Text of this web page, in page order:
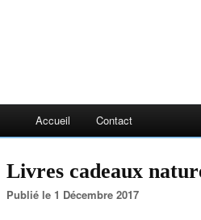
Accueil Contact
Livres cadeaux
Publié le 1 Décembre 2017